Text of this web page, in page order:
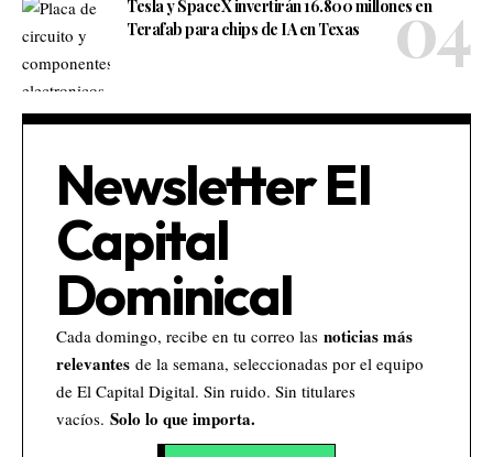
Tesla y SpaceX invertirán 16.800 millones en
Terafab para chips de IA en Texas
Newsletter El
Capital
Dominical
Cada domingo, recibe en tu correo las noticias más
relevantes de la semana, seleccionadas por el equipo
de El Capital Digital. Sin ruido. Sin titulares
vacíos. Solo lo que importa.